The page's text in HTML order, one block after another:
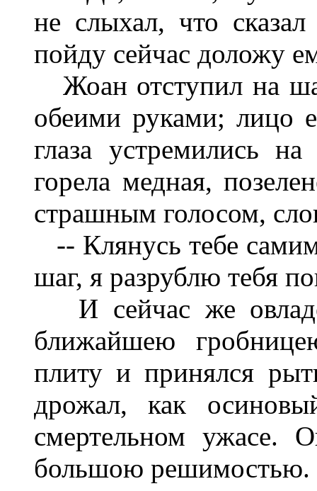
не слыхал, что
пойду сейчас доложу
Жоан отступил на
обеими руками; лицо
глаза устремились
горела медная,
страшным голосом,
-- Клянусь тебе
шаг, я разрублю тебя
И сейчас же
ближайшею
плиту и принялся
дрожал, как
смертельном ужасе.
большою